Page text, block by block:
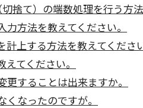
捨て）の端数処理を行う方法
方法を教えてください。
上する方法を教えてください
てください。
することは出来ますか。
なったのですが。